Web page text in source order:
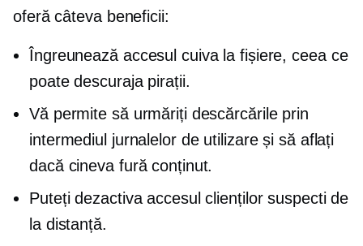
oferă câteva beneficii:
Îngreunează accesul cuiva la fișiere, ceea ce
poate descuraja pirații.
Vă permite să urmăriți descărcările prin
intermediul jurnalelor de utilizare și să aflați
dacă cineva fură conținut.
Puteți dezactiva accesul clienților suspecti de
la distanță.